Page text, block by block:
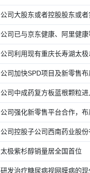
公司大股东或者控股股东或
公司已与京东健康、阿里健
公司利用现有重庆长寿湖太
公司加快SPD项目及新零售
公司中成药复方板蓝根颗粒
公司强化新零售平台合作，
公司控股子公司西南药业股
太极紫杉醇销量居全国首位
研发治疗糖尿病视网膜病的